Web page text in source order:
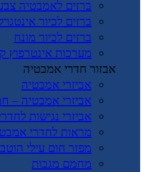
ברזים לאמבטיה
ברזים לכיור
ברזים לכיור מונח
מערכות אינטרפוץ
אבזור חדרי אמבטיה
אביזרי אמבטיה
אביזרי אמבטיה –
אביזרי נגישות
מראות לחדרי
מפזר חום עילי
מחמם מגבות